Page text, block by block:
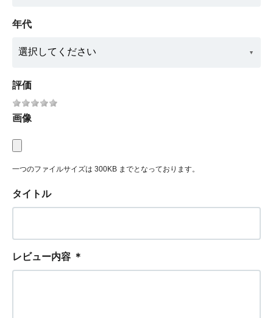
年代
評価
画像
一つのファイルサイズは 300KB までとなっております。
タイトル
レビュー内容 ＊